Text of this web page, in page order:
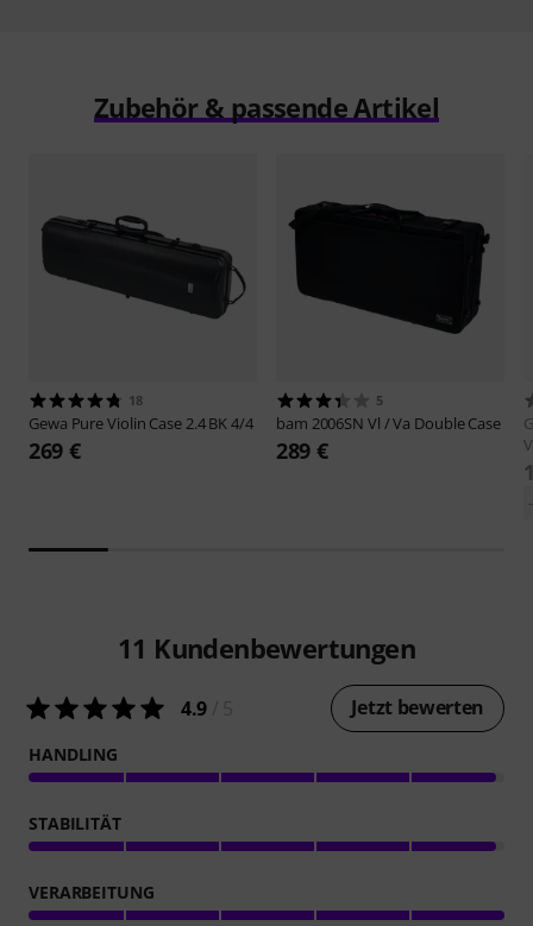
Zubehör & passende Artikel
18
Gewa Pure Violin Case 2.4 BK 4/4
269 €
5
bam 2006SN Vl / Va Double Case
289 €
11 Kundenbewertungen
4.9 Jetzt bewerten
HANDLING
STABILITÄT
VERARBEITUNG